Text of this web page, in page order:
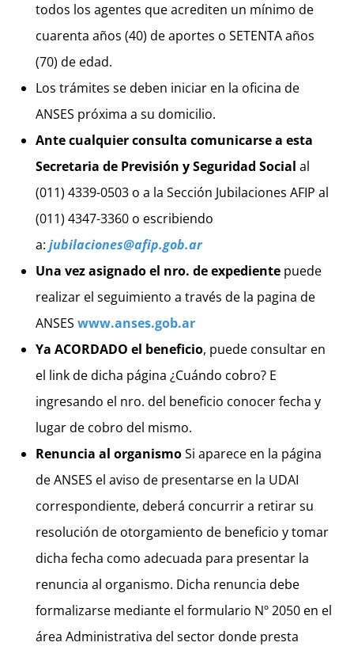
todos los agentes que acrediten un mínimo de
cuarenta años (40) de aportes o SETENTA años
(70) de edad.
Los trámites se deben iniciar en la oficina de
ANSES próxima a su domicilio.
Ante cualquier consulta comunicarse a esta
Secretaria de Previsión y Seguridad Social al
(011) 4339-0503 o a la Sección Jubilaciones AFIP al
(011) 4347-3360 o escribiendo
a: jubilaciones@afip.gob.ar
Una vez asignado el nro. de expediente puede
realizar el seguimiento a través de la pagina de
ANSES www.anses.gob.ar
Ya ACORDADO el beneficio, puede consultar en
el link de dicha página ¿Cuándo cobro? E
ingresando el nro. del beneficio conocer fecha y
lugar de cobro del mismo.
Renuncia al organismoSi aparece en la página
de ANSES el aviso de presentarse en la UDAI
correspondiente, deberá concurrir a retirar su
resolución de otorgamiento de beneficio y tomar
dicha fecha como adecuada para presentar la
renuncia al organismo. Dicha renuncia debe
formalizarse mediante el formulario Nº 2050 en el
área Administrativa del sector donde presta